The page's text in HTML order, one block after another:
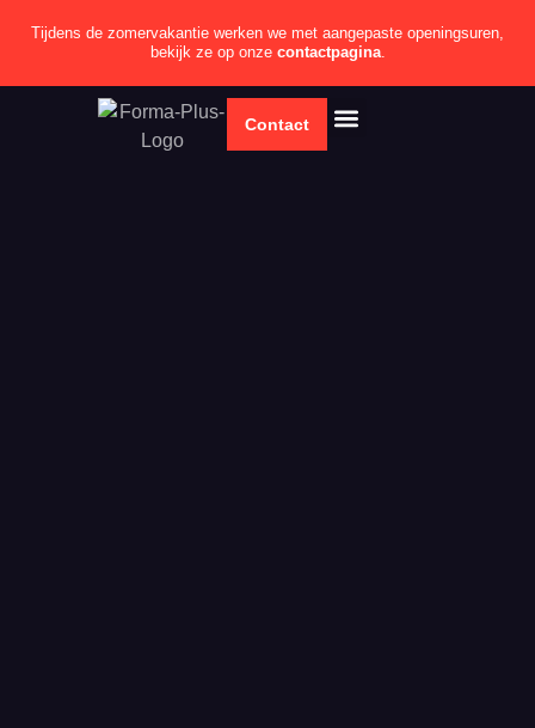
Tijdens de zomervakantie werken we met aangepaste openingsuren,
bekijk ze op onze contactpagina.
Contact